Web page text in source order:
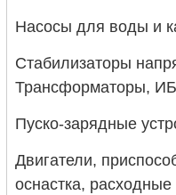
Насосы для воды и
Стабилизаторы
Трансформаторы,
Пуско-зарядные
Двигатели,
оснастка,